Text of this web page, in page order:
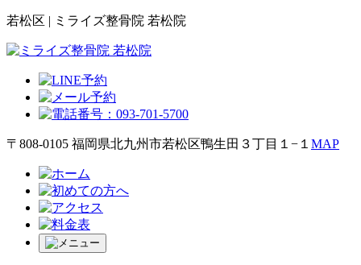
若松区 | ミライズ整骨院 若松院
〒808-0105 福岡県北九州市若松区鴨生田３丁目１−１ MAP